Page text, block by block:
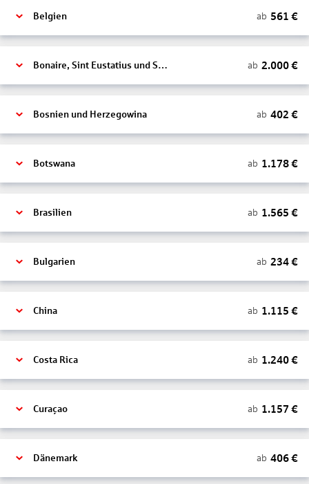
Belgien ab 561 €
Bonaire, Sint Eustatius und Saba ab 2.000€
Bosnien und Herzegowina ab 402 €
Botswana ab 1.178€
Brasilien ab 1.565 €
Bulgarien ab 234€
China ab 1.115 €
Costa Rica ab 1.240€
Curaçao ab 1.157 €
Dänemark ab 406€